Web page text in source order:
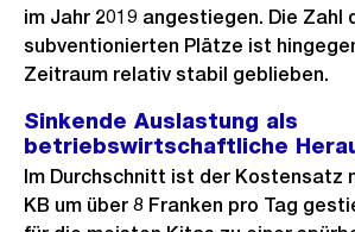
im Jahr 2019 angestiegen. Die Zahl
subventionierten Plätze ist
Zeitraum relativ stabil geblieben.
Sinkende Auslastung als
betriebswirtschaftliche
Im Durchschnitt ist der Kostensatz
KB um über 8 Franken pro Tag